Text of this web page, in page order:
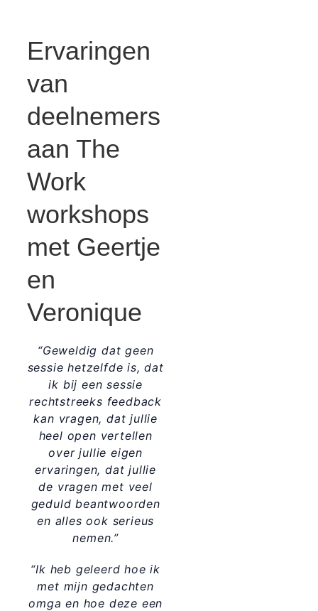
Ervaringen
van
deelnemers
aan The
Work
workshops
met Geertje
en
Veronique
“Geweldig dat geen
sessie hetzelfde is, dat
ik bij een sessie
rechtstreeks feedback
kan vragen, dat jullie
heel open vertellen
over jullie eigen
ervaringen, dat jullie
de vragen met veel
geduld beantwoorden
en alles ook serieus
nemen.”
“Ik heb geleerd hoe ik
met mijn gedachten
omga en hoe deze een